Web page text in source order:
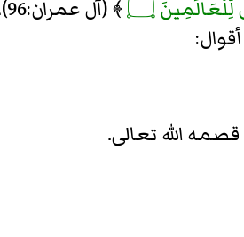
﴾ (آل عمران:96).
قصمه الله تعالى.